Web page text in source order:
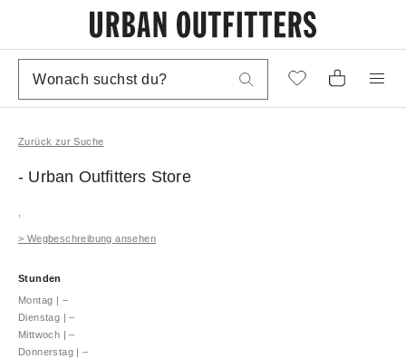
Zurück zur Suche
- Urban Outfitters Store
> Wegbeschreibung ansehen
Stunden
Montag | –
Dienstag | –
Mittwoch | –
Donnerstag | –